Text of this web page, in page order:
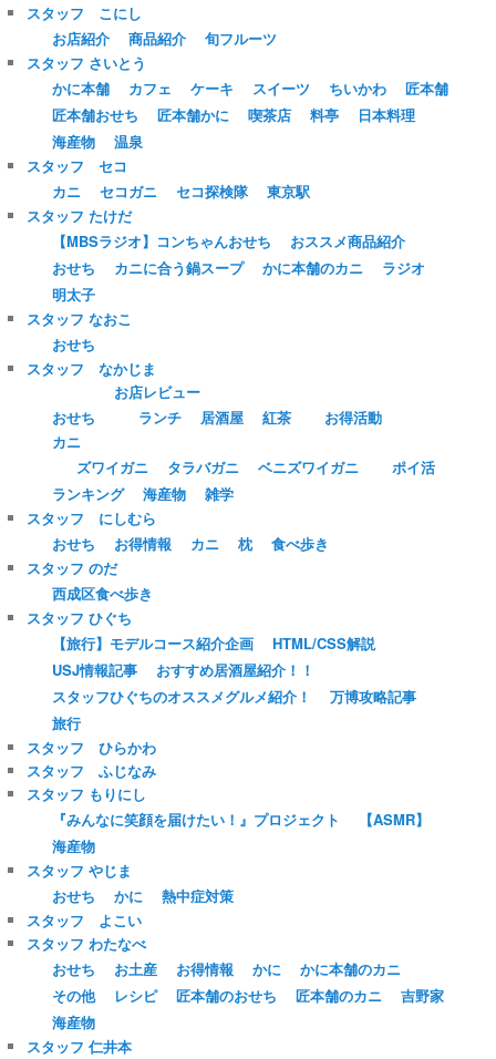
スタッフ こにし
お店紹介
商品紹介
旬フルーツ
スタッフ さいとう
かに本舗
カフェ ケーキ スイーツ ちいかわ
匠本舗
匠本舗おせち
匠本舗かに 喫茶店 料亭
日本料理
海産物
温泉
スタッフ セコ
カニ
セコガニ セコ探検隊
東京駅
スタッフ たけだ
【MBSラジオ】コンちゃんおせち
おススメ商品紹介
おせち
カニに合う鍋スープ かに本舗のカニ
ラジオ
明太子
スタッフ なおこ
おせち
スタッフ なかじま
おせち
お店レビュー
ランチ
居酒屋 紅茶
お得活動
カニ
ズワイガニ
タラバガニ ベニズワイガニ
ポイ活
ランキング
海産物
雑学
スタッフ にしむら
おせち
お得情報 カニ 枕
食べ歩き
スタッフ のだ
西成区食べ歩き
スタッフ ひぐち
【旅行】モデルコース紹介企画
HTML/CSS解説
USJ情報記事
おすすめ居酒屋紹介！！
スタッフひぐちのオススメグルメ紹介！
万博攻略記事
旅行
スタッフ ひらかわ
スタッフ ふじなみ
スタッフ もりにし
『みんなに笑顔を届けたい！』プロジェクト
【ASMR】
海産物
スタッフ やじま
おせち
かに
熱中症対策
スタッフ よこい
スタッフ わたなべ
おせち
お土産 お得情報 かに
かに本舗のカニ
その他
レシピ 匠本舗のおせち 匠本舗のカニ
吉野家
海産物
スタッフ 仁井本